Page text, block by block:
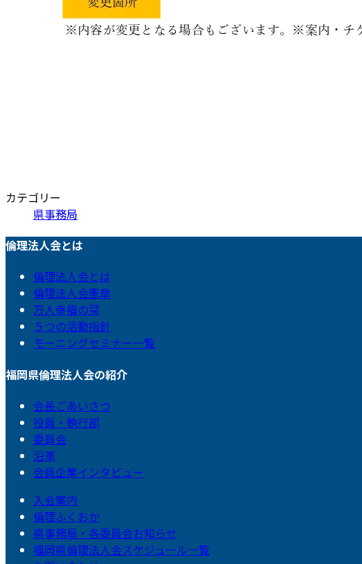
カテゴリー
県事務局
倫理法人会とは
倫理法人会とは
倫理法人会憲章
万人幸福の栞
５つの活動指針
モーニングセミナー一覧
福岡県倫理法人会の紹介
会長ごあいさつ
役員・執行部
委員会
沿革
会員企業インタビュー
入会案内
倫理ふくおか
県事務局・各委員会お知らせ
福岡県倫理法人会スケジュール一覧